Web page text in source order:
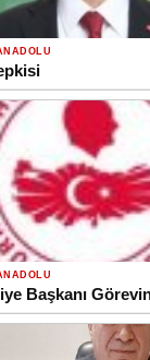
Başkanı